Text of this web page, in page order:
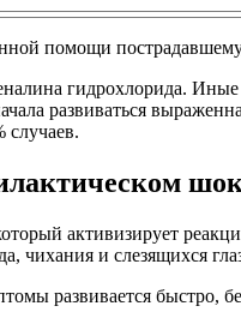
помощи
гидрохлорида.
развиваться
случаев.
активизирует
чихания и слезящихся
развивается быстро,